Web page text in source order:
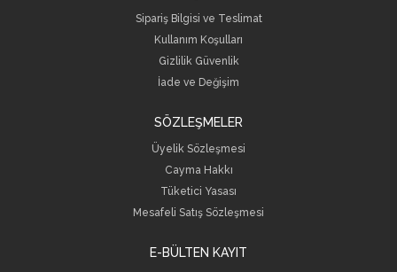
Sipariş Bilgisi ve Teslimat
Kullanım Koşulları
Gizlilik Güvenlik
İade ve Değişim
SÖZLEŞMELER
Üyelik Sözleşmesi
Cayma Hakkı
Tüketici Yasası
Mesafeli Satış Sözleşmesi
E-BÜLTEN KAYIT